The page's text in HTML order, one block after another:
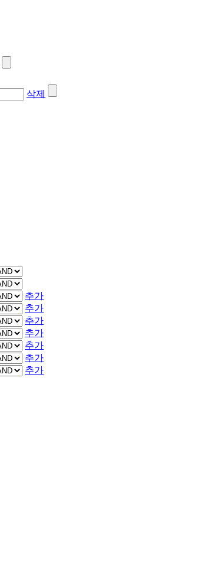
삭제
추가
추가
추가
추가
추가
추가
추가